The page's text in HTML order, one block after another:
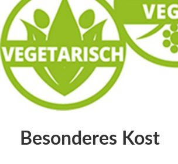
Besonderes Kost